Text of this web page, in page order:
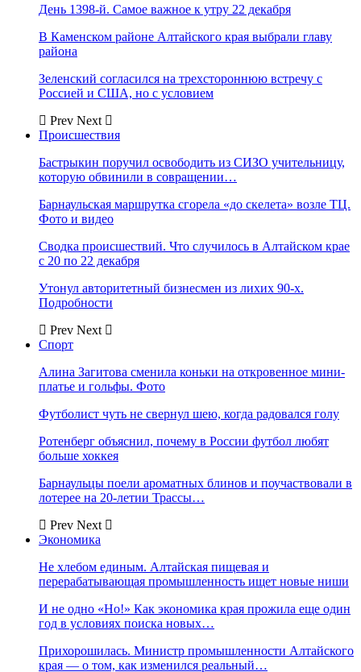
День 1398-й. Самое важное к утру 22 декабря
В Каменском районе Алтайского края выбрали главу
района
Зеленский согласился на трехстороннюю встречу с
Россией и США, но с условием
Prev Next
Происшествия
Бастрыкин поручил освободить из СИЗО учительницу,
которую обвинили в совращении…
Барнаульская маршрутка сгорела «до скелета» возле ТЦ.
Фото и видео
Сводка происшествий. Что случилось в Алтайском крае
с 20 по 22 декабря
Утонул авторитетный бизнесмен из лихих 90-х.
Подробности
Prev Next
Спорт
Алина Загитова сменила коньки на откровенное мини-
платье и гольфы. Фото
Футболист чуть не свернул шею, когда радовался голу
Ротенберг объяснил, почему в России футбол любят
больше хоккея
Барнаульцы поели ароматных блинов и поучаствовали в
лотерее на 20-летии Трассы…
Prev Next
Экономика
Не хлебом единым. Алтайская пищевая и
перерабатывающая промышленность ищет новые ниши
И не одно «Но!» Как экономика края прожила еще один
год в условиях поиска новых…
Прихорошилась. Министр промышленности Алтайского
края — о том, как изменился реальный…